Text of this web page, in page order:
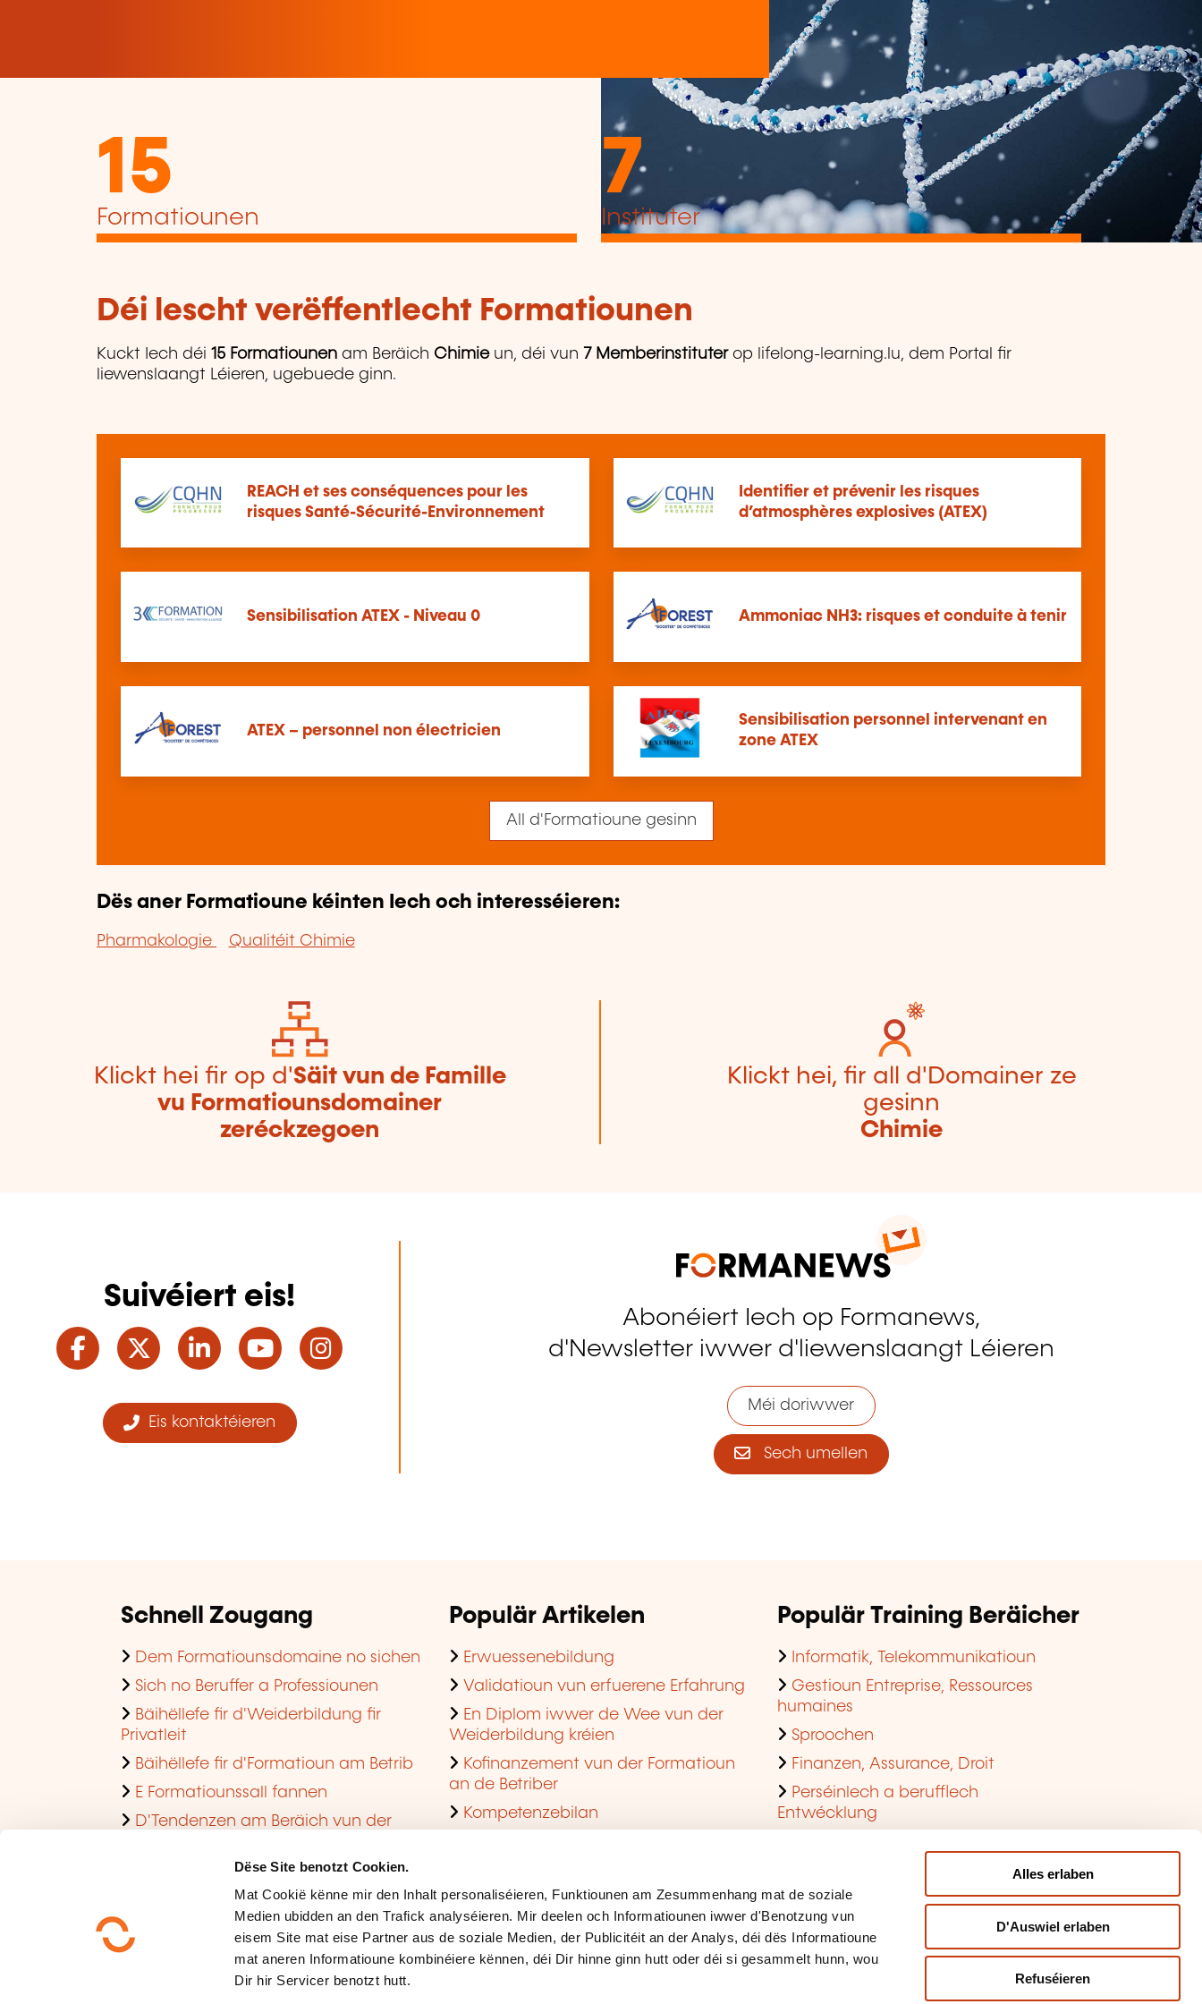
Dëse Site benotzt Cookien.
Mat Cookië kënne mir den Inhalt personaliséieren, Funktiounen am Zesummenhang mat de soziale
Medien ubidden an den Trafick analyséieren. Mir deelen och Informatiounen iwwer d'Benotzung vun
eisem Site mat eise Partner aus de soziale Medien, der Publicitéit an der Analys, déi dës Informatioune
mat aneren Informatioune kombinéiere kënnen, déi Dir hinne ginn hutt oder déi si gesammelt hunn, wou
Dir hir Servicer benotzt hutt.
Alles erlaben
D'Auswiel erlaben
Refuséieren
15
Formatiounen
7
Instituter
Déi lescht verëffentlecht Formatiounen
Kuckt Iech déi 15 Formatiounen am Beräich Chimieun, déi vun 7 Memberinstituter op lifelong-learning.lu, dem Portal fir
liewenslaangt Léieren, ugebuede ginn.
REACH et ses conséquences pour les
risques Santé-Sécurité-Environnement
Identifier et prévenir les risques
d’atmosphères explosives (ATEX)
Sensibilisation ATEX - Niveau 0 Ammoniac NH3: risques et conduite à tenir
ATEX – personnel non électricien
Sensibilisation personnel intervenant en
zone ATEX
All d'Formatioune gesinn
Dës aner Formatioune kéinten Iech och interesséieren:
Pharmakologie Qualitéit Chimie
Klickt hei fir op d'Säit vun de Famille
vu Formatiounsdomainer
zeréckzegoen
Klickt hei, fir all d'Domainer ze
gesinn
Chimie
Suivéiert eis!
Facebook
TwitterLinkedInYouTube
Eis kontaktéieren
Abonéiert Iech op Formanews,
d'Newsletter iwwer d'liewenslaangt Léieren
Méi doriwwer
Sech umellen
Schnell Zougang
Dem Formatiounsdomaine no sichen
Sich no Beruffer a Professiounen
Bäihëllefe fir d'Weiderbildung fir
Privatleit
Bäihëllefe fir d'Formatioun am Betrib
E Formatiounssall fannen
D'Tendenzen am Beräich vun der
Populär Artikelen
Erwuessenebildung
Validatioun vun erfuerene Erfahrung
En Diplom iwwer de Wee vun der
Weiderbildung kréien
Kofinanzement vun der Formatioun
an de Betriber
Kompetenzebilan
Populär Training Beräicher
Informatik, Telekommunikatioun
Gestioun Entreprise, Ressources
humaines
Sproochen
Finanzen, Assurance, Droit
Perséinlech a berufflech
Entwécklung